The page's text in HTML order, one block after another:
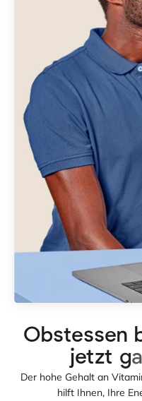
Der hohe Gehalt an
hilft Ihnen, Ihre